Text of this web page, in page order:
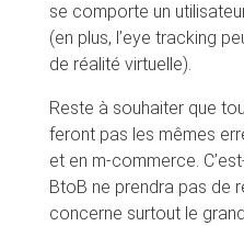
se comporte un
(en plus, l’eye tracking
de réalité virtuelle).
Reste à souhaiter que
feront pas les mêmes
et en m-commerce.
BtoB ne prendra pas de
concerne surtout le